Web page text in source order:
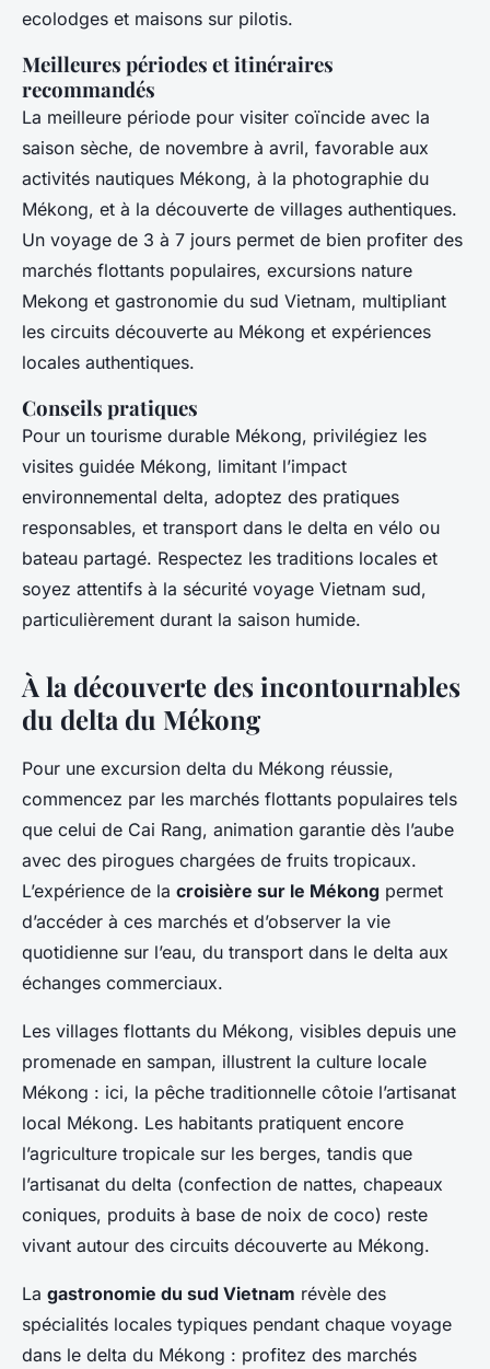
ecolodges et maisons sur pilotis.
Meilleures périodes et itinéraires
recommandés
La meilleure période pour visiter coïncide avec la
saison sèche, de novembre à avril, favorable aux
activités nautiques Mékong, à la photographie du
Mékong, et à la découverte de villages authentiques.
Un voyage de 3 à 7 jours permet de bien profiter des
marchés flottants populaires, excursions nature
Mekong et gastronomie du sud Vietnam, multipliant
les circuits découverte au Mékong et expériences
locales authentiques.
Conseils pratiques
Pour un tourisme durable Mékong, privilégiez les
visites guidée Mékong, limitant l’impact
environnemental delta, adoptez des pratiques
responsables, et transport dans le delta en vélo ou
bateau partagé. Respectez les traditions locales et
soyez attentifs à la sécurité voyage Vietnam sud,
particulièrement durant la saison humide.
À la découverte des incontournables
du delta du Mékong
Pour une excursion delta du Mékong réussie,
commencez par les marchés flottants populaires tels
que celui de Cai Rang, animation garantie dès l’aube
avec des pirogues chargées de fruits tropicaux.
L’expérience de la croisière sur le Mékong permet
d’accéder à ces marchés et d’observer la vie
quotidienne sur l’eau, du transport dans le delta aux
échanges commerciaux.
Les villages flottants du Mékong, visibles depuis une
promenade en sampan, illustrent la culture locale
Mékong : ici, la pêche traditionnelle côtoie l’artisanat
local Mékong. Les habitants pratiquent encore
l’agriculture tropicale sur les berges, tandis que
l’artisanat du delta (confection de nattes, chapeaux
coniques, produits à base de noix de coco) reste
vivant autour des circuits découverte au Mékong.
La gastronomie du sud Vietnam révèle des
spécialités locales typiques pendant chaque voyage
dans le delta du Mékong : profitez des marchés